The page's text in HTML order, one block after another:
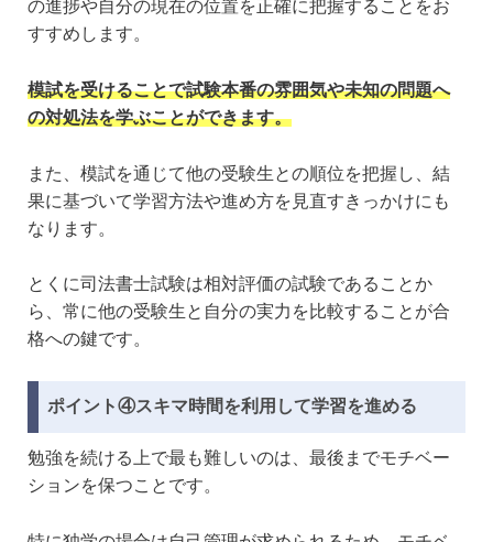
の進捗や自分の現在の位置を正確に把握することをお
すすめします。
模試を受けることで試験本番の雰囲気や未知の問題へ
の対処法を学ぶことができます。
また、模試を通じて他の受験生との順位を把握し、結
果に基づいて学習方法や進め方を見直すきっかけにも
なります。
とくに司法書士試験は相対評価の試験であることか
ら、常に他の受験生と自分の実力を比較することが合
格への鍵です。
ポイント④スキマ時間を利用して学習を進める
勉強を続ける上で最も難しいのは、最後までモチベー
ションを保つことです。